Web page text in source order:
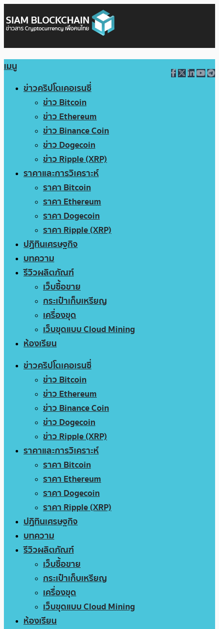
เมนู
ข่าวคริปโตเคอเรนซี่
ข่าว Bitcoin
ข่าว Ethereum
ข่าว Binance Coin
ข่าว Dogecoin
ข่าว Ripple (XRP)
ราคาและการวิเคราะห์
ราคา Bitcoin
ราคา Ethereum
ราคา Dogecoin
ราคา Ripple (XRP)
ปฏิทินเศรษฐกิจ
บทความ
รีวิวผลิตภัณฑ์
เว็บซื้อขาย
กระเป๋าเก็บเหรียญ
เครื่องขุด
เว็บขุดแบบ Cloud Mining
ห้องเรียน
ข่าวคริปโตเคอเรนซี่
ข่าว Bitcoin
ข่าว Ethereum
ข่าว Binance Coin
ข่าว Dogecoin
ข่าว Ripple (XRP)
ราคาและการวิเคราะห์
ราคา Bitcoin
ราคา Ethereum
ราคา Dogecoin
ราคา Ripple (XRP)
ปฏิทินเศรษฐกิจ
บทความ
รีวิวผลิตภัณฑ์
เว็บซื้อขาย
กระเป๋าเก็บเหรียญ
เครื่องขุด
เว็บขุดแบบ Cloud Mining
ห้องเรียน